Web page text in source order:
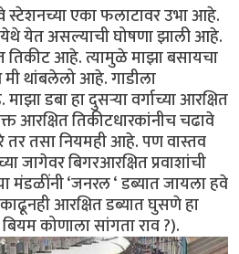
स्टेशनच्या एका फलाटावर उभा आहे.
येथे येत असल्याची घोषणा झाली आहे.
तिकीट आहे. त्यामुळे माझा बसायचा
थांबलेलो आहे. गाडीला
डबा हा दुसऱ्या वर्गाच्या आरक्षित
आरक्षित तिकीटधारकांनीच चढावे
तसा नियमही आहे. पण वास्तव
जागेवर बिगरआरक्षित प्रवाशांची
‘जनरल ‘ डब्यात जायला हवे
आरक्षित डब्यात घुसणे हा
कोणाला सांगता राव ?).